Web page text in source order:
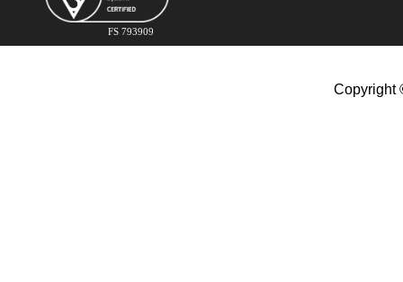
FS 793909
Copyright